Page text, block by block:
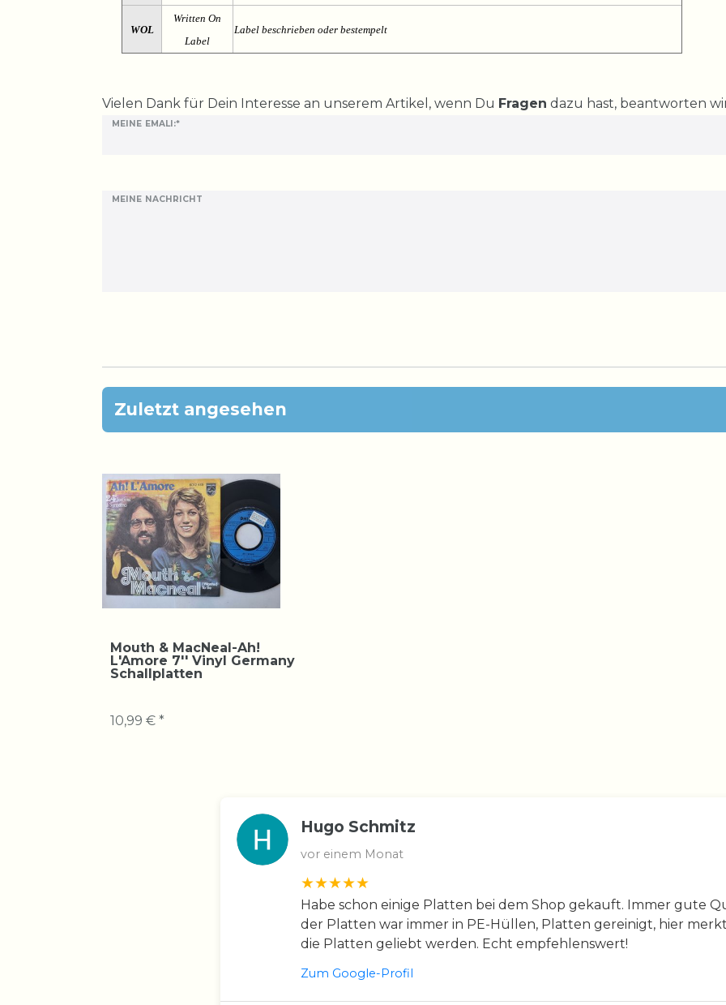
WOL
Written On
Label
Label beschrieben oder bestempelt
Vielen Dank für Dein Interesse an unserem Artikel, wenn Du Fragen dazu hast, beantworten
MEINE EMALI:*
MEINE NACHRICHT
Ceres::Template.mailFormHoneypotLabel
Zuletzt angesehen
Mouth & MacNeal-Ah!
L'Amore 7'' Vinyl Germany
Schallplatten
10,99 € *
Hugo Schmitz
vor einem Monat
Habe schon einige Platten bei dem Shop gekauft. Immer gute
der Platten war immer in PE-Hüllen, Platten gereinigt, hier
die Platten geliebt werden. Echt empfehlenswert!
Zum Google-Profil